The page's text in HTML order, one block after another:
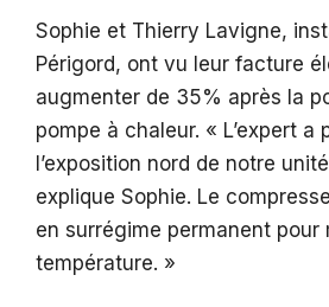
Sophie et Thierry Lavigne,
Périgord, ont vu leur facture
augmenter de 35% après la
pompe à chaleur. « L’expert a
l’exposition nord de notre
explique Sophie. Le
en surrégime permanent pour
température. »